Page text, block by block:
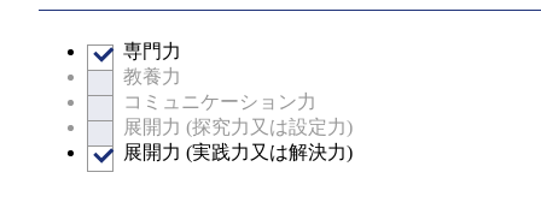
専門力
教養力
コミュニケーション力
展開力 (探究力又は設定力)
展開力 (実践力又は解決力)